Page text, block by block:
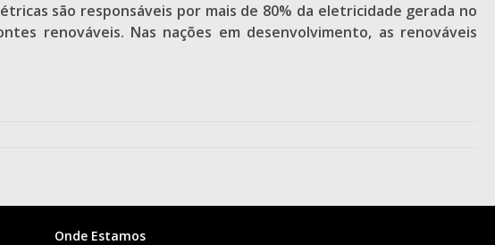
são responsáveis por mais de 80% da eletricidade gerada no
renováveis. Nas nações em desenvolvimento, as renováveis
Onde Estamos